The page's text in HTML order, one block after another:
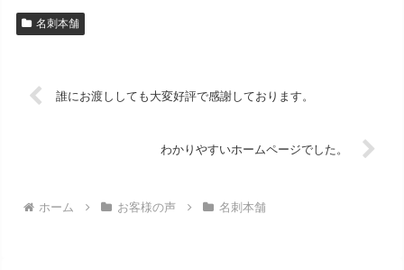
名刺本舗
誰にお渡ししても大変好評で感謝しております。
わかりやすいホームページでした。
ホーム お客様の声 名刺本舗